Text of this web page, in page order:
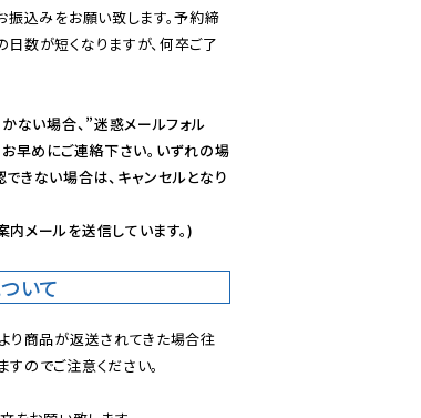
振込みをお願い致します。予約締
数が短くなりますが、何卒ご了
ない場合、”迷惑メールフォル
早めにご連絡下さい。いずれの場
きない場合は、キャンセルとなり
メールを送信しています。)
いて
商品が返送されてきた場合往
のでご注意ください。